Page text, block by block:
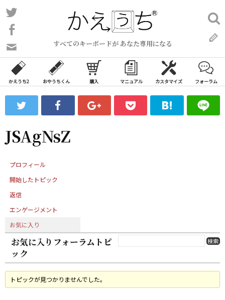
コ
ン
ン
ツ
ス
ッ
プ
すべてのキーボードが あなた専用になる
い
合
わ
フ
ォ
ム
検
索:
かえうち2 おやうちくん 購入 マニュアル カスタマイズ フォーラム
JSAgNsZ
プロフィール
開始したトピック
返信
エンゲージメント
お気に入り
お気に入りフォーラムトピ
ック
トピックが見つかりませんでした。